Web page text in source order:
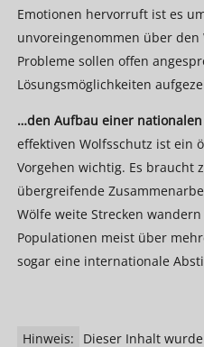
Emotionen hervorruft ist es
unvoreingenommen über
Probleme sollen offen
Lösungsmöglichkeiten
…den Aufbau einer
effektiven Wolfsschutz ist ein
Vorgehen wichtig. Es braucht
übergreifende
Wölfe weite Strecken
Populationen meist über
sogar eine internationale
Hinweis:
Dieser Inhalt